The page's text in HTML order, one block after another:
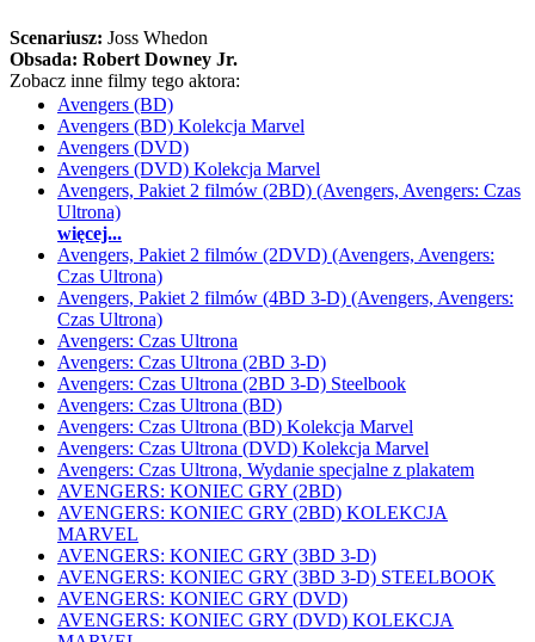
Scenariusz: Joss Whedon
Obsada: Robert Downey Jr.
Zobacz inne filmy tego aktora:
Avengers (BD)
Avengers (BD) Kolekcja Marvel
Avengers (DVD)
Avengers (DVD) Kolekcja Marvel
Avengers, Pakiet 2 filmów (2BD) (Avengers, Avengers: Czas
Ultrona)
więcej...
Avengers, Pakiet 2 filmów (2DVD) (Avengers, Avengers:
Czas Ultrona)
Avengers, Pakiet 2 filmów (4BD 3-D) (Avengers, Avengers:
Czas Ultrona)
Avengers: Czas Ultrona
Avengers: Czas Ultrona (2BD 3-D)
Avengers: Czas Ultrona (2BD 3-D) Steelbook
Avengers: Czas Ultrona (BD)
Avengers: Czas Ultrona (BD) Kolekcja Marvel
Avengers: Czas Ultrona (DVD) Kolekcja Marvel
Avengers: Czas Ultrona, Wydanie specjalne z plakatem
AVENGERS: KONIEC GRY (2BD)
AVENGERS: KONIEC GRY (2BD) KOLEKCJA
MARVEL
AVENGERS: KONIEC GRY (3BD 3-D)
AVENGERS: KONIEC GRY (3BD 3-D) STEELBOOK
AVENGERS: KONIEC GRY (DVD)
AVENGERS: KONIEC GRY (DVD) KOLEKCJA